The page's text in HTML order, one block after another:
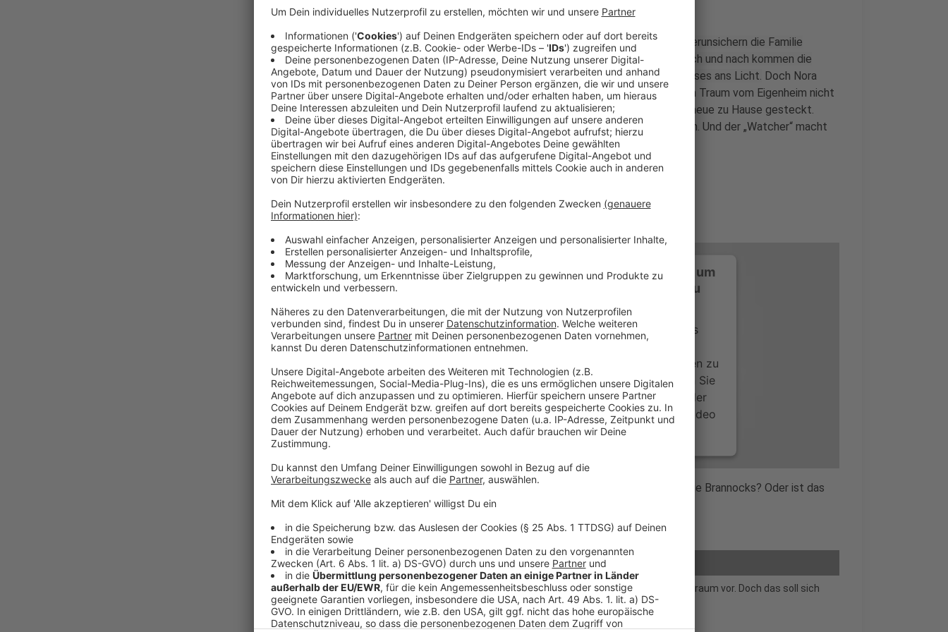
Seltsame Briefe von einem Mann, der sich „der Watcher“ nennt, verunsichern die Familie
zunehmend. Er scheint jeden ihrer Schritte zu beobachten und nach und nach kommen die
dunklen Geheimnisse der Nachbarschaft und der Historie des Hauses ans Licht. Doch Nora
(Naomi Watts) und Dean Brannock (Bobby Cannavale) wollen ihren Traum vom Eigenheim nicht
so schnell aufgeben. Sie haben ihre gesamten Ersparnisse in das neue zu Hause gesteckt.
Doch niemand in der Nachbarstadt scheint sie dort zu akzeptieren. Und der „Watcher“ macht
ihnen das Leben zur Hölle.
Streaming-Dienst: Netflix
Anzeige
Wir benötigen Ihre Zustimmung, um
den YouTube Video-Service zu
laden!
Wir verwenden einen Service eines
Drittanbieters, um Videoinhalte
einzubetten. Dieser Service kann Daten zu
Ihren Aktivitäten sammeln. Bitte lesen Sie
die Details durch und stimmen Sie der
Nutzung des Service zu, um dieses Video
anzusehen.
Usercentrics Consent Management
Platform
Was haben die Nachbarn und der seltsame „Watcher“ nur gegen die Brannocks? Oder ist das
Haus an allem Schuld?
Anzeige
© Copyright: Netflix
Die ersten Tage in der neuen Bleibe kommen den Brannocks wie ein Traum vor. Doch das soll sich
schnell ändern..